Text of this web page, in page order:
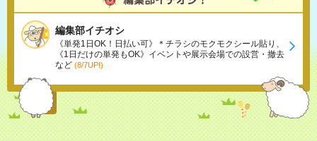
編集部イチオシ
《単発1日OK！日払い可》＊チラシのモクモクシール貼り、
《1日だけの単発もOK》イベントや展示会場での設営・撤去
など (8/7UP!)